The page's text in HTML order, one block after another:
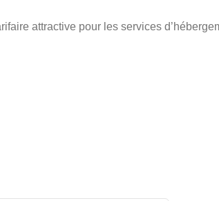
attractive pour les services